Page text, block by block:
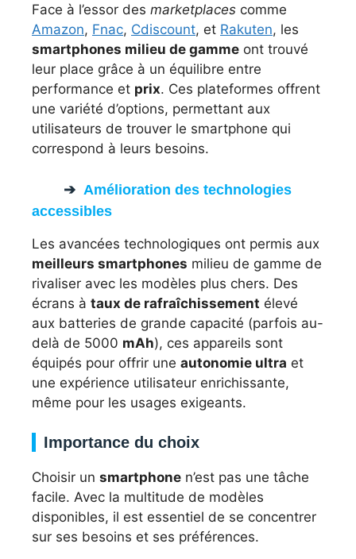
Face à l’essor des marketplaces comme
Amazon, Fnac, Cdiscount, et Rakuten, les
smartphones milieu de gamme ont trouvé
leur place grâce à un équilibre entre
performance et prix. Ces plateformes offrent
une variété d’options, permettant aux
utilisateurs de trouver le smartphone qui
correspond à leurs besoins.
Amélioration des technologies
accessibles
Les avancées technologiques ont permis aux
meilleurs smartphones milieu de gamme de
rivaliser avec les modèles plus chers. Des
écrans à taux de rafraîchissement élevé
aux batteries de grande capacité (parfois au-
delà de 5000 mAh), ces appareils sont
équipés pour offrir une autonomie ultra et
une expérience utilisateur enrichissante,
même pour les usages exigeants.
Importance du choix
Choisir un smartphone n’est pas une tâche
facile. Avec la multitude de modèles
disponibles, il est essentiel de se concentrer
sur ses besoins et ses préférences.